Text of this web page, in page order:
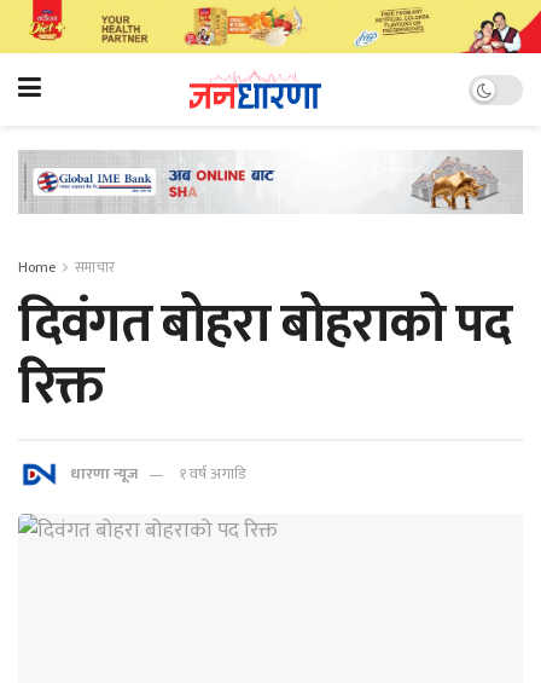
Home समाचार
दिवंगत बोहरा बोहराको पद
रिक्त
धारणा न्यूज १ वर्ष अगाडि